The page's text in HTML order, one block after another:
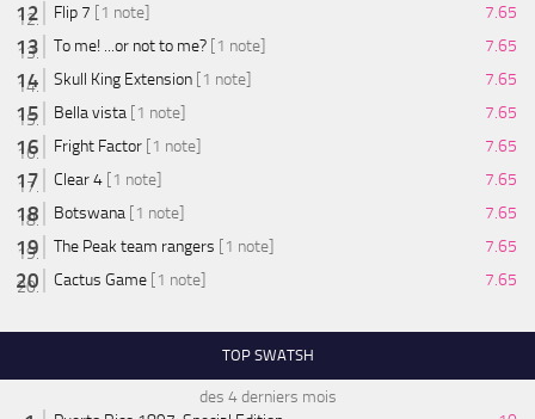
Flip 7 [1 note]
7.65
To me! ...or not to me? [1 note]
7.65
Skull King Extension [1 note]
7.65
Bella vista [1 note]
7.65
Fright Factor [1 note]
7.65
Clear 4 [1 note]
7.65
Botswana [1 note]
7.65
The Peak team rangers [1 note]
7.65
Cactus Game [1 note] 7.65
TOP SWATSH
des 4 derniers mois